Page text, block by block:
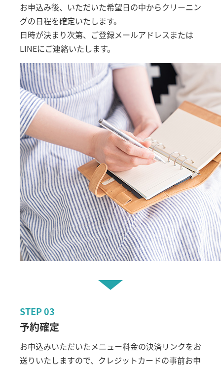
お申込み後、いただいた希望日の中からクリーニン
グの日程を確定いたします。
日時が決まり次第、ご登録メールアドレスまたは
LINEにご連絡いたします。
STEP03
予約確定
お申込みいただいたメニュー料金の決済リンクをお
送りいたしますので、クレジットカードの事前お申